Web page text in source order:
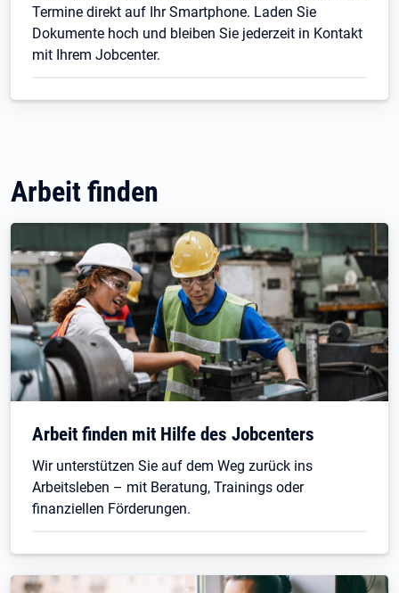
Termine direkt auf Ihr Smartphone. Laden Sie
Dokumente hoch und bleiben Sie jederzeit in Kontakt
mit Ihrem Jobcenter.
Arbeit finden
Arbeit finden mit Hilfe des Jobcenters
Wir unterstützen Sie auf dem Weg zurück ins
Arbeitsleben – mit Beratung, Trainings oder
finanziellen Förderungen.